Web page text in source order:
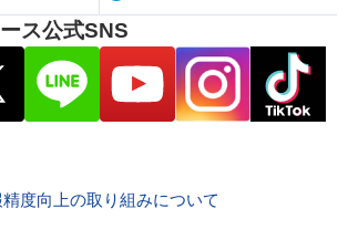
ス公式SNS
度向上の取り組みについて